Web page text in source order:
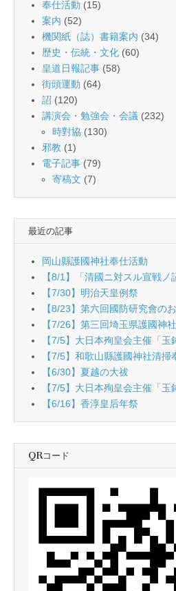
奉仕活動 (15)
案内 (52)
機関紙（誌）書籍案内 (34)
歴史・伝統・文化 (60)
皇道日報記事 (58)
街頭運動 (64)
詔 (120)
講演会・勉強会・会議 (232)
時對協 (130)
邪教 (1)
電子記事 (79)
寄稿文 (7)
最近の記事
岡山縣護國神社奉仕活動
【8/1】「清國ニ対スル宣戦ノ
【7/30】明治天皇例祭
【8/23】第六回國防研究會の
【7/26】第三回埼玉県護國神
【7/5】大日本殉皇会主催「玉
【7/5】和歌山縣護國神社清掃
【6/30】夏越の大祓
【7/5】大日本殉皇会主催「
【6/16】香淳皇后年祭
QRコード